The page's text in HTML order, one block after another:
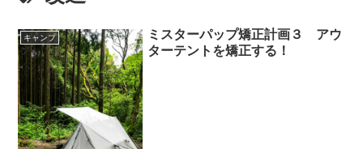
キャンプ
ミスターパップ矯正計画３ アウ
ターテントを矯正する！